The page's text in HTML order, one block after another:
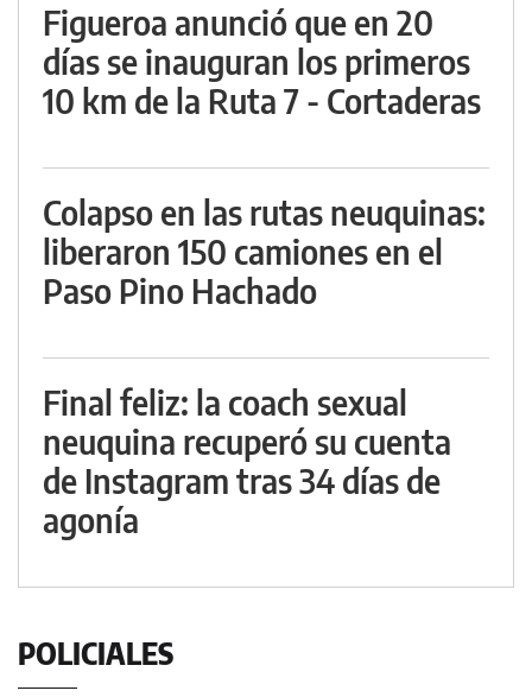
Figueroa anunció que en 20
días se inauguran los primeros
10 km de la Ruta 7 - Cortaderas
Colapso en las rutas neuquinas:
liberaron 150 camiones en el
Paso Pino Hachado
Final feliz: la coach sexual
neuquina recuperó su cuenta
de Instagram tras 34 días de
agonía
POLICIALES